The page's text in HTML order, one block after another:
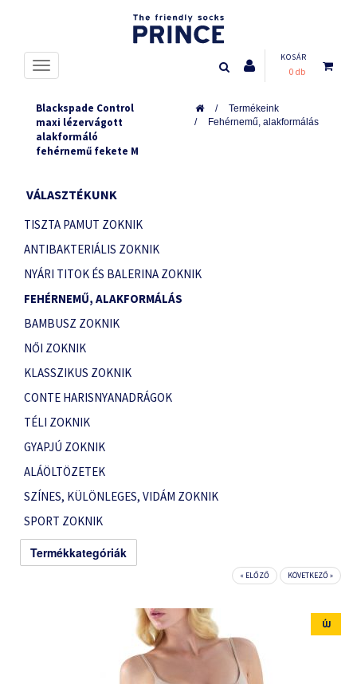
KOSÁR
0 db
Blackspade Control
maxi lézervágott
alakformáló
fehérnemű fekete M
Termékeink
Fehérnemű, alakformálás
VÁLASZTÉKUNK
TISZTA PAMUT ZOKNIK
ANTIBAKTERIÁLIS ZOKNIK
NYÁRI TITOK ÉS BALERINA ZOKNIK
FEHÉRNEMŰ, ALAKFORMÁLÁS
BAMBUSZ ZOKNIK
NŐI ZOKNIK
KLASSZIKUS ZOKNIK
CONTE HARISNYANADRÁGOK
TÉLI ZOKNIK
GYAPJÚ ZOKNIK
ALÁÖLTÖZETEK
SZÍNES, KÜLÖNLEGES, VIDÁM ZOKNIK
SPORT ZOKNIK
Termékkategóriák
« ELŐZŐ KÖVETKEZŐ »
ÚJ